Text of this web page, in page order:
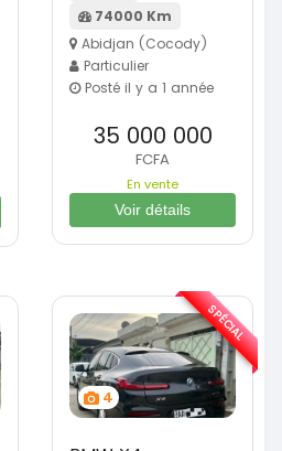
74000 Km
Abidjan (Cocody)
Particulier
Posté il y a 1 année
35 000 000
FCFA
En vente
Voir détails
4
SPÉCIAL